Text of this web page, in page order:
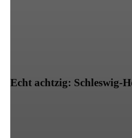
Echt achtzig: Schleswig-